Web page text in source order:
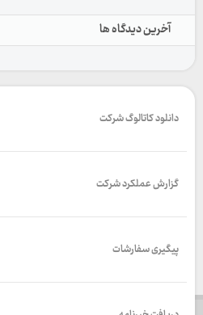
آخرین دیدگاه ها
دانلود کاتالوگ شرکت
گزارش عملکرد شرکت
پیگیری سفارشات